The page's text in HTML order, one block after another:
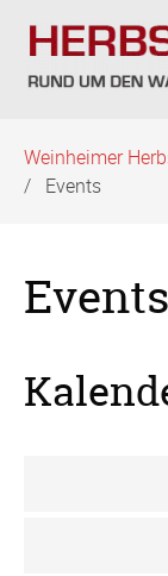
überspringen
Weinheimer
Events
Events